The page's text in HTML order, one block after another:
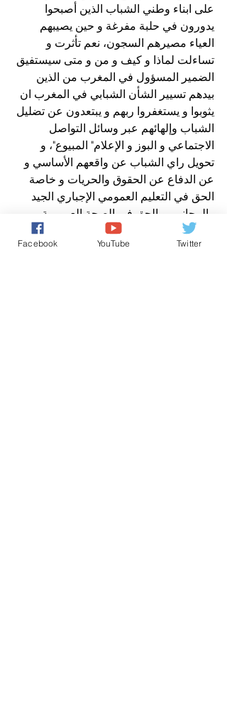
على ابناء وطني الشباب الذين أصبحوا
يدورون في حلبة مفرغة و حين يصيبهم
العياء مصيرهم السجون، نعم تأثرت و
تساءلت لماذا و كيف و من و متى سيستفيق
الضمير المسؤول في المغرب من الذين
بيدهم تسيير الشأن الشبابي في المغرب ان
يثوبوا و يستغفروا ربهم و يبتعدون عن تضليل
الشباب وإلهائهم عبر وسائل التواصل
الاجتماعي و البوز و الإعلام" المبيوع"، و
تحويل راي الشباب عن واقعهم الأساسي و
عن الدفاع عن الحقوق والحريات و خاصة
الحق في التعليم العمومي الإجباري الجيد
والمجاني، و الحق في الصحة العمومية
المجانية و الجيدة والحق في التكوين المهني
الجيد و الحق في الشغل و الحق في السكن
Facebook YouTube Twitter